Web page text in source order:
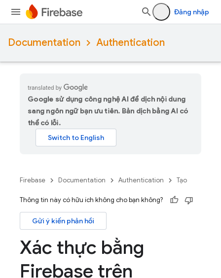
Đăng nhập
Documentation Authentication
Google sử dụng công nghệ AI để dịch nội dung
sang ngôn ngữ bạn ưu tiên. Bản dịch bằng AI có
thể có lỗi.
Firebase Documentation Authentication Tạo
Thông tin này có hữu ích không cho bạn không?
Gửi ý kiến phản hồi
Xác thực bằng
Firebase trên